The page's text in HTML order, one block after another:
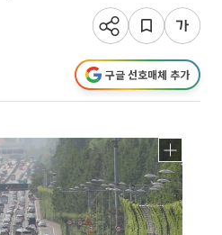
구글 선호매체 추가